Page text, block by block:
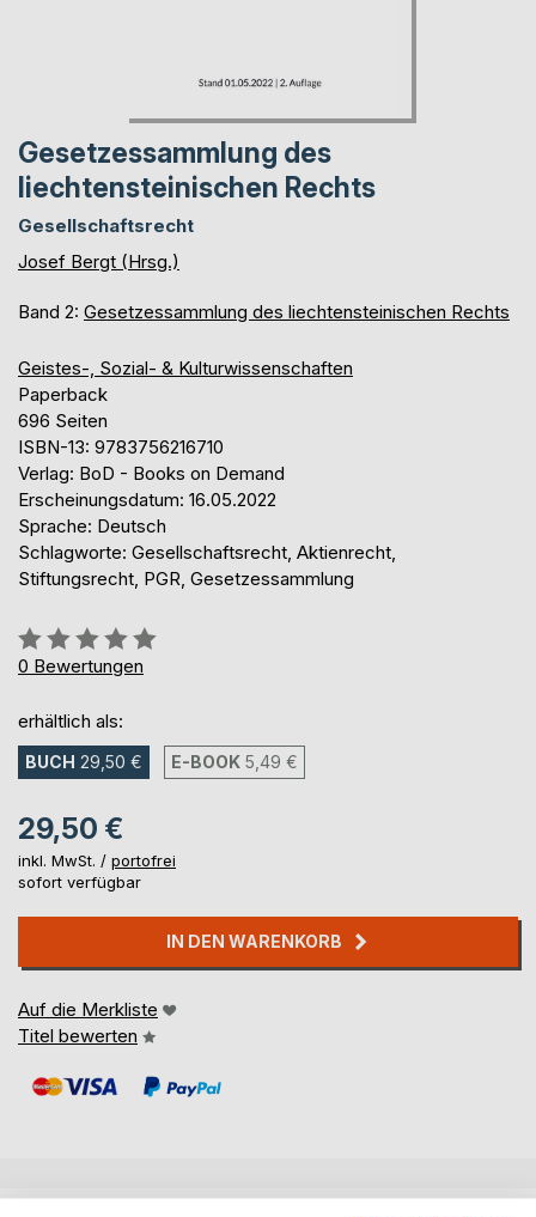
Gesetzessammlung des
liechtensteinischen Rechts
Gesellschaftsrecht
Josef Bergt (Hrsg.)
Band 2: Gesetzessammlung des liechtensteinischen Rechts
Geistes-, Sozial- & Kulturwissenschaften
Paperback
696 Seiten
ISBN-13: 9783756216710
Verlag: BoD - Books on Demand
Erscheinungsdatum: 16.05.2022
Sprache: Deutsch
Schlagworte: Gesellschaftsrecht, Aktienrecht,
Stiftungsrecht, PGR, Gesetzessammlung
Bewertung::
0%
0 Bewertungen
erhältlich als:
BUCH 29,50 € E-BOOK 5,49 €
29,50 €
inkl. MwSt. / portofrei
sofort verfügbar
IN DEN WARENKORB
Auf die Merkliste
Titel bewerten